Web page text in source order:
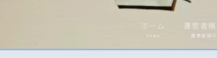
ホーム
home
運営者
運営者紹介